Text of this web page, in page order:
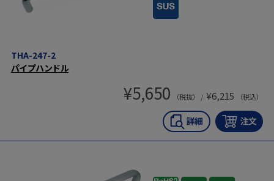
THA-247-2
パイプハンドル
¥5,650 （税抜） / ¥6,215 （税込）